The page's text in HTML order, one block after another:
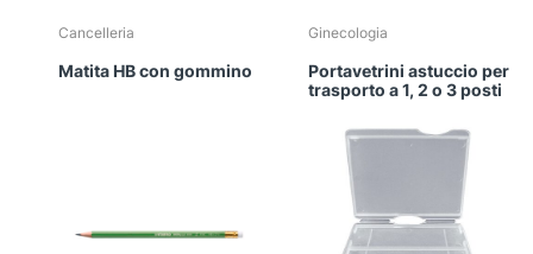
Cancelleria
Matita HB con gommino
Ginecologia
Portavetrini astuccio per
trasporto a 1, 2 o 3 posti